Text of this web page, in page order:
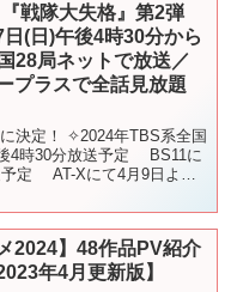
戦隊大失格』第2弾
日(日)午後4時30分から
28局ネットで放送／
プラスで全話見放題
決定！ ✧2024年TBS系全国
4時30分放送予定 BS11に
定 AT-Xにて4月9日より
2024】48作品PV紹介
年4月更新版】